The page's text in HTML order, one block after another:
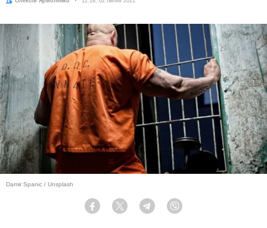
Damir Spanic / Unsplash
Facebook Twitter Telegram